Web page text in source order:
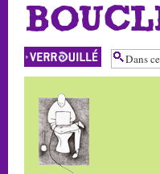
Sujet verrouillé